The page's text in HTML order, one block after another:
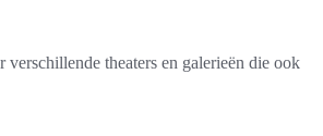
verschillende theaters en galerieën die ook